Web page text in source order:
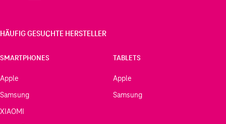
HÄUFIG GESUCHTE HERSTELLER
SMARTPHONES
Apple
Samsung
XIAOMI
TABLETS
Apple
Samsung